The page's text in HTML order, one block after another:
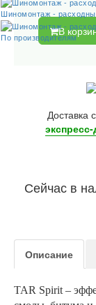
Шиномонтаж -
По производителям
В
Доставка
Сейчас в
Описание
TAR Spirit –